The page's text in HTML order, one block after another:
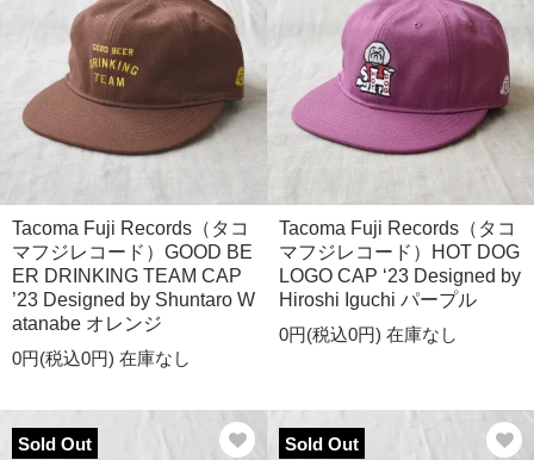
Tacoma Fuji Records（タコ
マフジレコード）GOOD BE
ER DRINKING TEAM CAP
’23 Designed by Shuntaro W
atanabe オレンジ
0円(税込0円) 在庫なし
Tacoma Fuji Records（タコ
マフジレコード）HOT DOG
LOGO CAP ‘23 Designed by
Hiroshi Iguchi パープル
0円(税込0円) 在庫なし
Sold Out Sold Out